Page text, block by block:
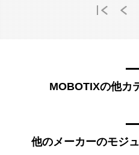
MOBOTIXの他カ
MOBOTIX全方位カメラ
他のメーカーのモジ